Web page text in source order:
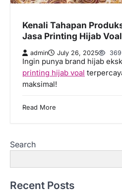
Kenali Tahapan
Jasa Printing Hijab
admin July 26, 2025
Ingin punya brand hijab
printing hijab voal
maksimal!
Read More
Search
Recent Posts